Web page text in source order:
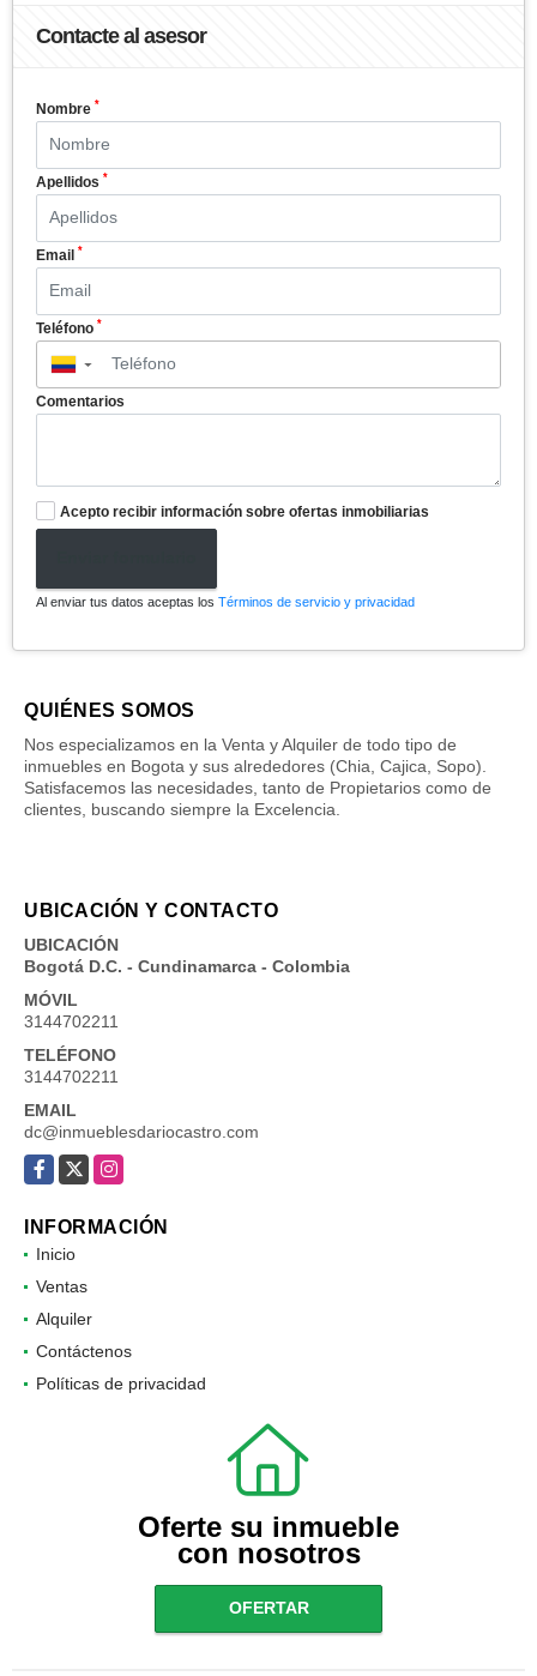
Contacte al asesor
Nombre *
Apellidos *
Email *
Teléfono *
▼
Comentarios
Acepto recibir información sobre ofertas inmobiliarias
Al enviar tus datos aceptas los Términos de servicio y privacidad
QUIÉNES SOMOS
Nos especializamos en la Venta y Alquiler de todo tipo de
inmuebles en Bogota y sus alrededores (Chia, Cajica, Sopo).
Satisfacemos las necesidades, tanto de Propietarios como de
clientes, buscando siempre la Excelencia.
UBICACIÓN Y CONTACTO
UBICACIÓN
Bogotá D.C. - Cundinamarca - Colombia
MÓVIL
3144702211
TELÉFONO
3144702211
EMAIL
dc@inmueblesdariocastro.com
Facebook
X Instagram
INFORMACIÓN
Inicio
Ventas
Alquiler
Contáctenos
Políticas de privacidad
Oferte su inmueble
con nosotros
OFERTAR